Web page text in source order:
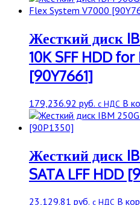
Жесткий диск
10K SFF HDD
[90Y7661]
179,236.92 руб. с НДС В
Жесткий диск
SATA LFF HDD
23,129.81 руб. с НДС В